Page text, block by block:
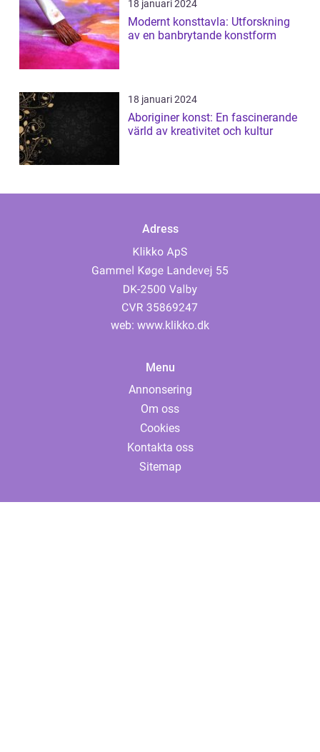
18 januari 2024
Modernt konsttavla: Utforskning
av en banbrytande konstform
18 januari 2024
Aboriginer konst: En fascinerande
värld av kreativitet och kultur
Adress
web: www.klikko.dk
Menu
Annonsering
Om oss
Cookies
Kontakta oss
Sitemap